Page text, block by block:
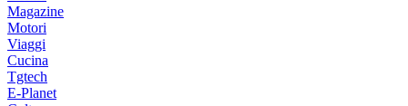
Magazine
Motori
Viaggi
Cucina
Tgtech
E-Planet